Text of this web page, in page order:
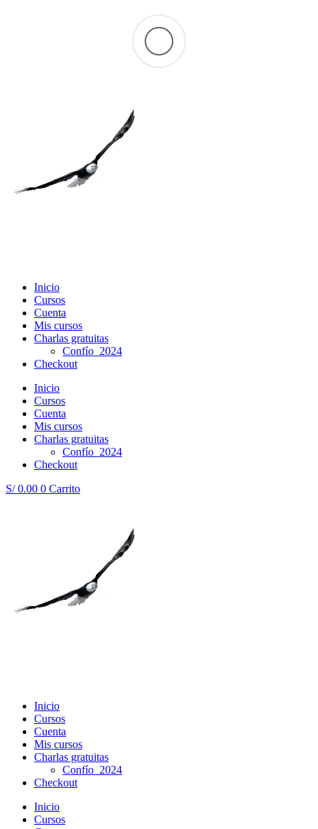
Inicio
Cursos
Cuenta
Mis cursos
Charlas gratuitas
Confío_2024
Checkout
Inicio
Cursos
Cuenta
Mis cursos
Charlas gratuitas
Confío_2024
Checkout
S/0.00 0 Carrito
Inicio
Cursos
Cuenta
Mis cursos
Charlas gratuitas
Confío_2024
Checkout
Inicio
Cursos